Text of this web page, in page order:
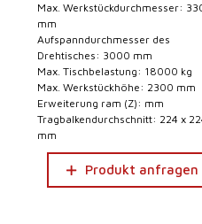
Max. Werkstückdurchmesser:
mm
Aufspanndurchmesser des
Drehtisches: 3000 mm
Max. Tischbelastung: 18000 kg
Max. Werkstückhöhe: 2300 mm
Erweiterung ram (Z): mm
Tragbalkendurchschnitt: 224 x
mm
Produkt anfragen